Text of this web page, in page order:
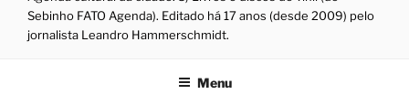
Sebinho FATO Agenda). Editado há 17 anos (desde 2009) pelo
jornalista Leandro Hammerschmidt.
Menu